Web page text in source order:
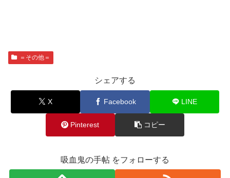
＝その他＝
シェアする
X Facebook LINE
Pinterest コピー
吸血鬼の手帖 をフォローする